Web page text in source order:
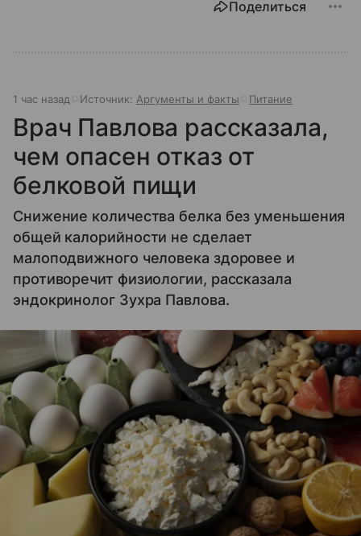
Поделиться
1 час назад Источник: Аргументы и факты Питание
Врач Павлова рассказала,
чем опасен отказ от
белковой пищи
Снижение количества белка без уменьшения
общей калорийности не сделает
малоподвижного человека здоровее и
противоречит физиологии, рассказала
эндокринолог Зухра Павлова.